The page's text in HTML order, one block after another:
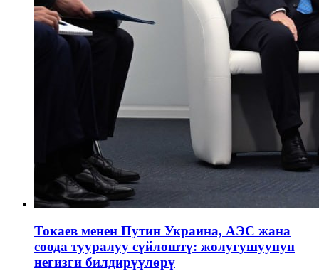
Токаев менен Путин Украина, АЭС жана
соода тууралуу сүйлөштү: жолугушуунун
негизги билдирүүлөрү